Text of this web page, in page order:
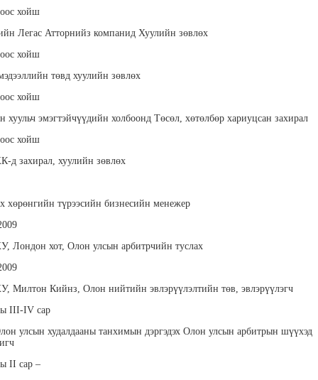
хойш
Легас Атторнийз компанид Хуулийн зөвлөх
хойш
төвд хуулийн зөвлөх
хойш
хуульч эмэгтэйчүүдийн холбоонд Төсөл, хөтөлбөр хариуцсан захирал
хойш
д захирал, хуулийн зөвлөх
хөрөнгийн түрээсийн бизнесийн менежер
Лондон хот, Олон улсын арбитрчийн туслах
Милтон Кийнз, Олон нийтийн эвлэрүүлэлтийн төв, эвлэрүүлэгч
III-IV сар
улсын худалдааны танхимын дэргэдэх Олон улсын арбитрын шүүхэд
II сар –
ТББ-
Зүрх
Портал ХХК
захирал
МСНЭ-
Рэнчиндорж
багш,
Дамдиндорж
Жаргалсайхан
Эрдэнэбаяр Тунгалаг
Лектор, сургалтын зөвлөх